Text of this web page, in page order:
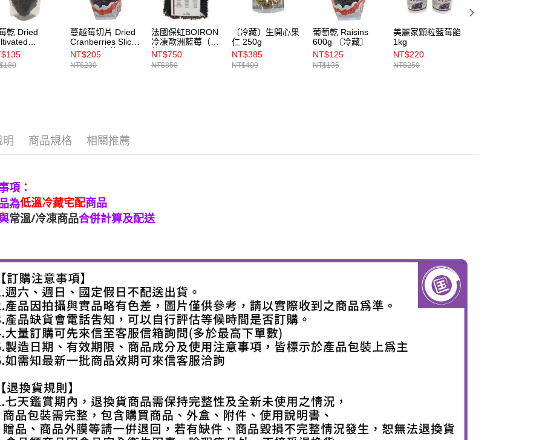
乾 Dried
150g
藏〕
蔓越莓切片 Dried
Cranberries Sliced
600g 〔冷藏〕
NT$205
NT$230
法國保虹BOIRON
冷凍歐洲藍莓（果
粒） 1kg
NT$750
NT$850
〔冷藏〕生開心果
仁 250g
NT$385
NT$400
葡萄乾 Raisins
600g 〔冷藏〕
NT$125
NT$135
美麗家顆粒藍莓餡
1kg
NT$220
NT$250
明 商品規格 相關推薦
項：
為低溫冷藏宅配商品
常溫/冷凍商品合併計算及配送